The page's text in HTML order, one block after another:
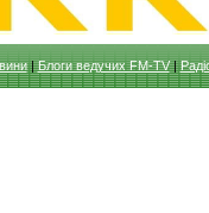
|Блоги ведучих FM-TV|